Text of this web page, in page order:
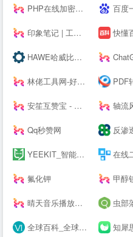
PHP在线加密系统 - 对PHP代码进行安全保护！ 百度
印象笔记 | 工作必备效率应用 快懂百科 -
HAWE哈威比例阀价格-德国HAWE进口电磁阀_柱塞泵厂家代理商 - 大连佰德
林佬工具网-好用的在线工具都在这里！ PDF转换成Word转换器在
安笙互赞宝 - 您的得力的小帮手 轴流风机-离心风机-鼓
Qq秒赞网 反渗透阻垢剂_杀菌剂_
YEEKIT_智能语言工具平台,在线辅助翻译,翻译工具,字幕通 在线二维码图片生成
氟化钾 甲醇
晴天音乐播放器 - 免费稳定的HTML悬浮播放器 虫部落快
全球百科_全球首个企业百科平台 知犀思